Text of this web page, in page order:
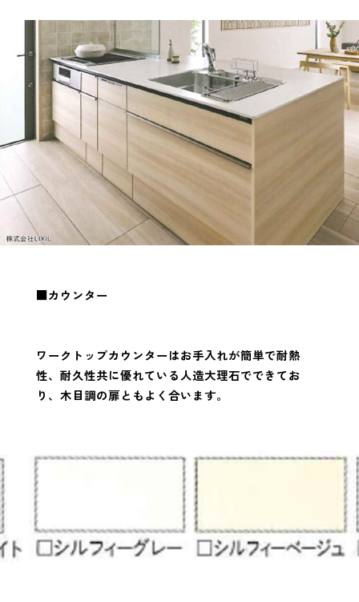
■カウンター
ワークトップカウンターはお手入れが簡単で耐熱
性、耐久性共に優れている人造大理石でできてお
り、木目調の扉ともよく合います。